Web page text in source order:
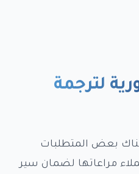
لترجمة
بعض المتطلبات
مراعاتها لضمان سير